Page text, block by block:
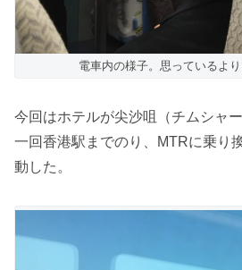
電車内の様子。思っているより
今回はホテルが尖沙咀（チムシャ
一回香港駅までのり、MTRに乗り
動した。